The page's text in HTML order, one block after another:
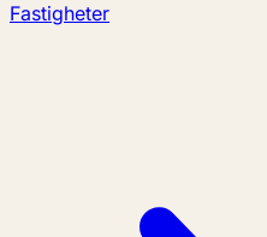
Fastigheter